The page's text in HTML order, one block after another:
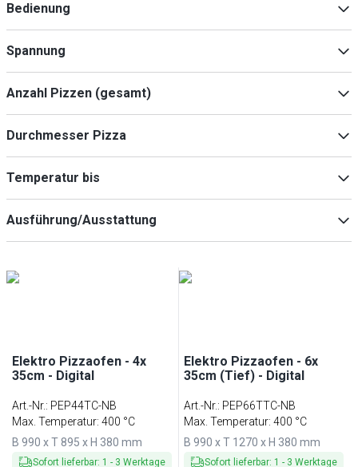
Bedienung
Digital(1
Spannung
230/400V(1)
Anzahl Pizzen (gesamt)
4(2)
Durchmesser Pizza
Temperatur bis
350 °C(1)
Ausführung/Ausstattung
Elektro Pizzaofen - 4x
35cm - Digital
Art.-Nr.: PEP44TC-NB
Max. Temperatur: 400 °C
B 990 x T 895 x H 380 mm
Sofort lieferbar: 1 - 3 Werktage
Elektro Pizzaofen - 6x
35cm (Tief) - Digital
Art.-Nr.: PEP66TTC-NB
Max. Temperatur: 400 °C
B 990 x T 1270 x H 380 mm
Sofort lieferbar: 1 - 3 Werktage